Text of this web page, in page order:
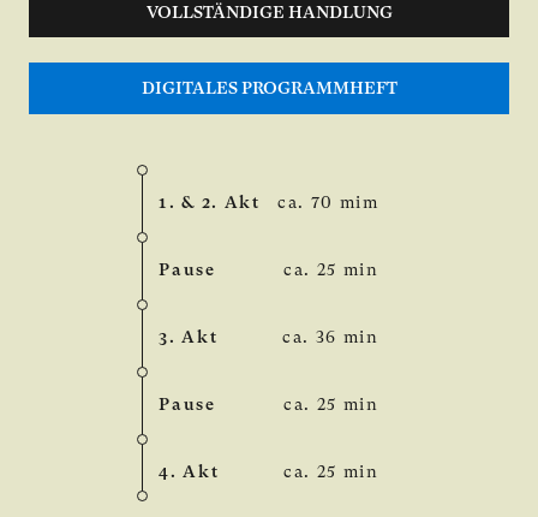
VOLLSTÄNDIGE HANDLUNG
DIGITALES PROGRAMMHEFT
1. & 2. Akt ca. 70 mim
Pause ca. 25 min
3. Akt ca. 36 min
Pause ca. 25 min
4. Akt ca. 25 min